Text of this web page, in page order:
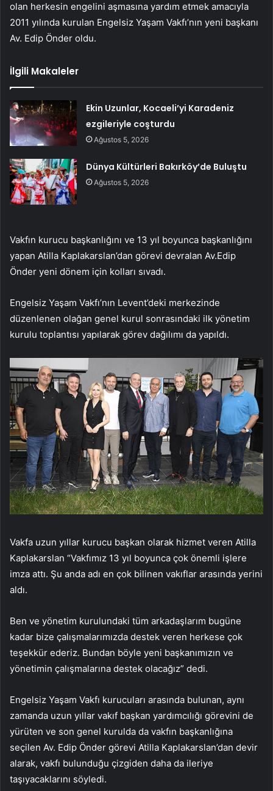
olan herkesin engelini aşmasına yardım etmek amacıyla
2011 yılında kurulan Engelsiz Yaşam Vakfı’nın yeni başkanı
Av. Edip Önder oldu.
İlgili Makaleler
Ekin Uzunlar, Kocaeli’yi Karadeniz
ezgileriyle coşturdu
Ağustos 5, 2026
Dünya Kültürleri Bakırköy’de Buluştu
Ağustos 5, 2026
Vakfın kurucu başkanlığını ve 13 yıl boyunca başkanlığını
yapan Atilla Kaplakarslan’dan görevi devralan Av.Edip
Önder yeni dönem için kolları sıvadı.
Engelsiz Yaşam Vakfı’nın Levent’deki merkezinde
düzenlenen olağan genel kurul sonrasındaki ilk yönetim
kurulu toplantısı yapılarak görev dağılımı da yapıldı.
Vakfa uzun yıllar kurucu başkan olarak hizmet veren Atilla
Kaplakarslan “Vakfımız 13 yıl boyunca çok önemli işlere
imza attı. Şu anda adı en çok bilinen vakıflar arasında yerini
aldı.
Ben ve yönetim kurulundaki tüm arkadaşlarım bugüne
kadar bize çalışmalarımızda destek veren herkese çok
teşekkür ederiz. Bundan böyle yeni başkanımızın ve
yönetimin çalışmalarına destek olacağız” dedi.
Engelsiz Yaşam Vakfı kurucuları arasında bulunan, aynı
zamanda uzun yıllar vakıf başkan yardımcılığı görevini de
yürüten ve son genel kurulda da vakfın başkanlığına
seçilen Av. Edip Önder görevi Atilla Kaplakarslan’dan devir
alarak, vakfı bulunduğu çizgiden daha da ileriye
taşıyacaklarını söyledi.